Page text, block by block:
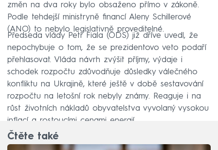
změn na dva roky bylo obsaženo přímo v zákoně.
Podle tehdejší ministryně financí Aleny Schillerové
(ANO) to nebylo legislativně proveditelné.
Předseda vlády Petr Fiala (ODS) již dříve uvedl, že
nepochybuje o tom, že se prezidentovo veto podaří
přehlasovat. Vláda návrh zvýšit příjmy, výdaje i
schodek rozpočtu zdůvodňuje důsledky válečného
konfliktu na Ukrajině, které ještě v době sestavování
rozpočtu na letošní rok nebyly známy. Reaguje i na
růst životních nákladů obyvatelstva vyvolaný vysokou
inflací a rostoucími cenami energií.
Čtěte také